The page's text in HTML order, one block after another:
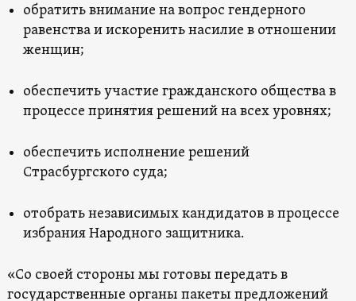
обратить внимание на вопрос гендерного
равенства и искоренить насилие в отношении
женщин;
обеспечить участие гражданского общества в
процессе принятия решений на всех уровнях;
обеспечить исполнение решений
Страсбургского суда;
отобрать независимых кандидатов в процессе
избрания Народного защитника.
«Со своей стороны мы готовы передать в
государственные органы пакеты предложений